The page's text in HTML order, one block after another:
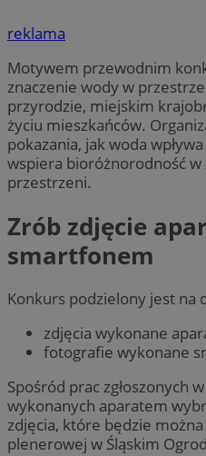
reklama
Motywem przewodnim
znaczenie wody w
przyrodzie, miejskim
życiu mieszkańców.
pokazania, jak woda
wspiera bioróżnorodność
przestrzeni.
Zrób zdjęcie
smartfonem
Konkurs podzielony jest na
zdjęcia wykonane
fotografie wykonane
Spośród prac zgłoszonych
wykonanych aparatem
zdjęcia, które będzie
plenerowej w Śląskim